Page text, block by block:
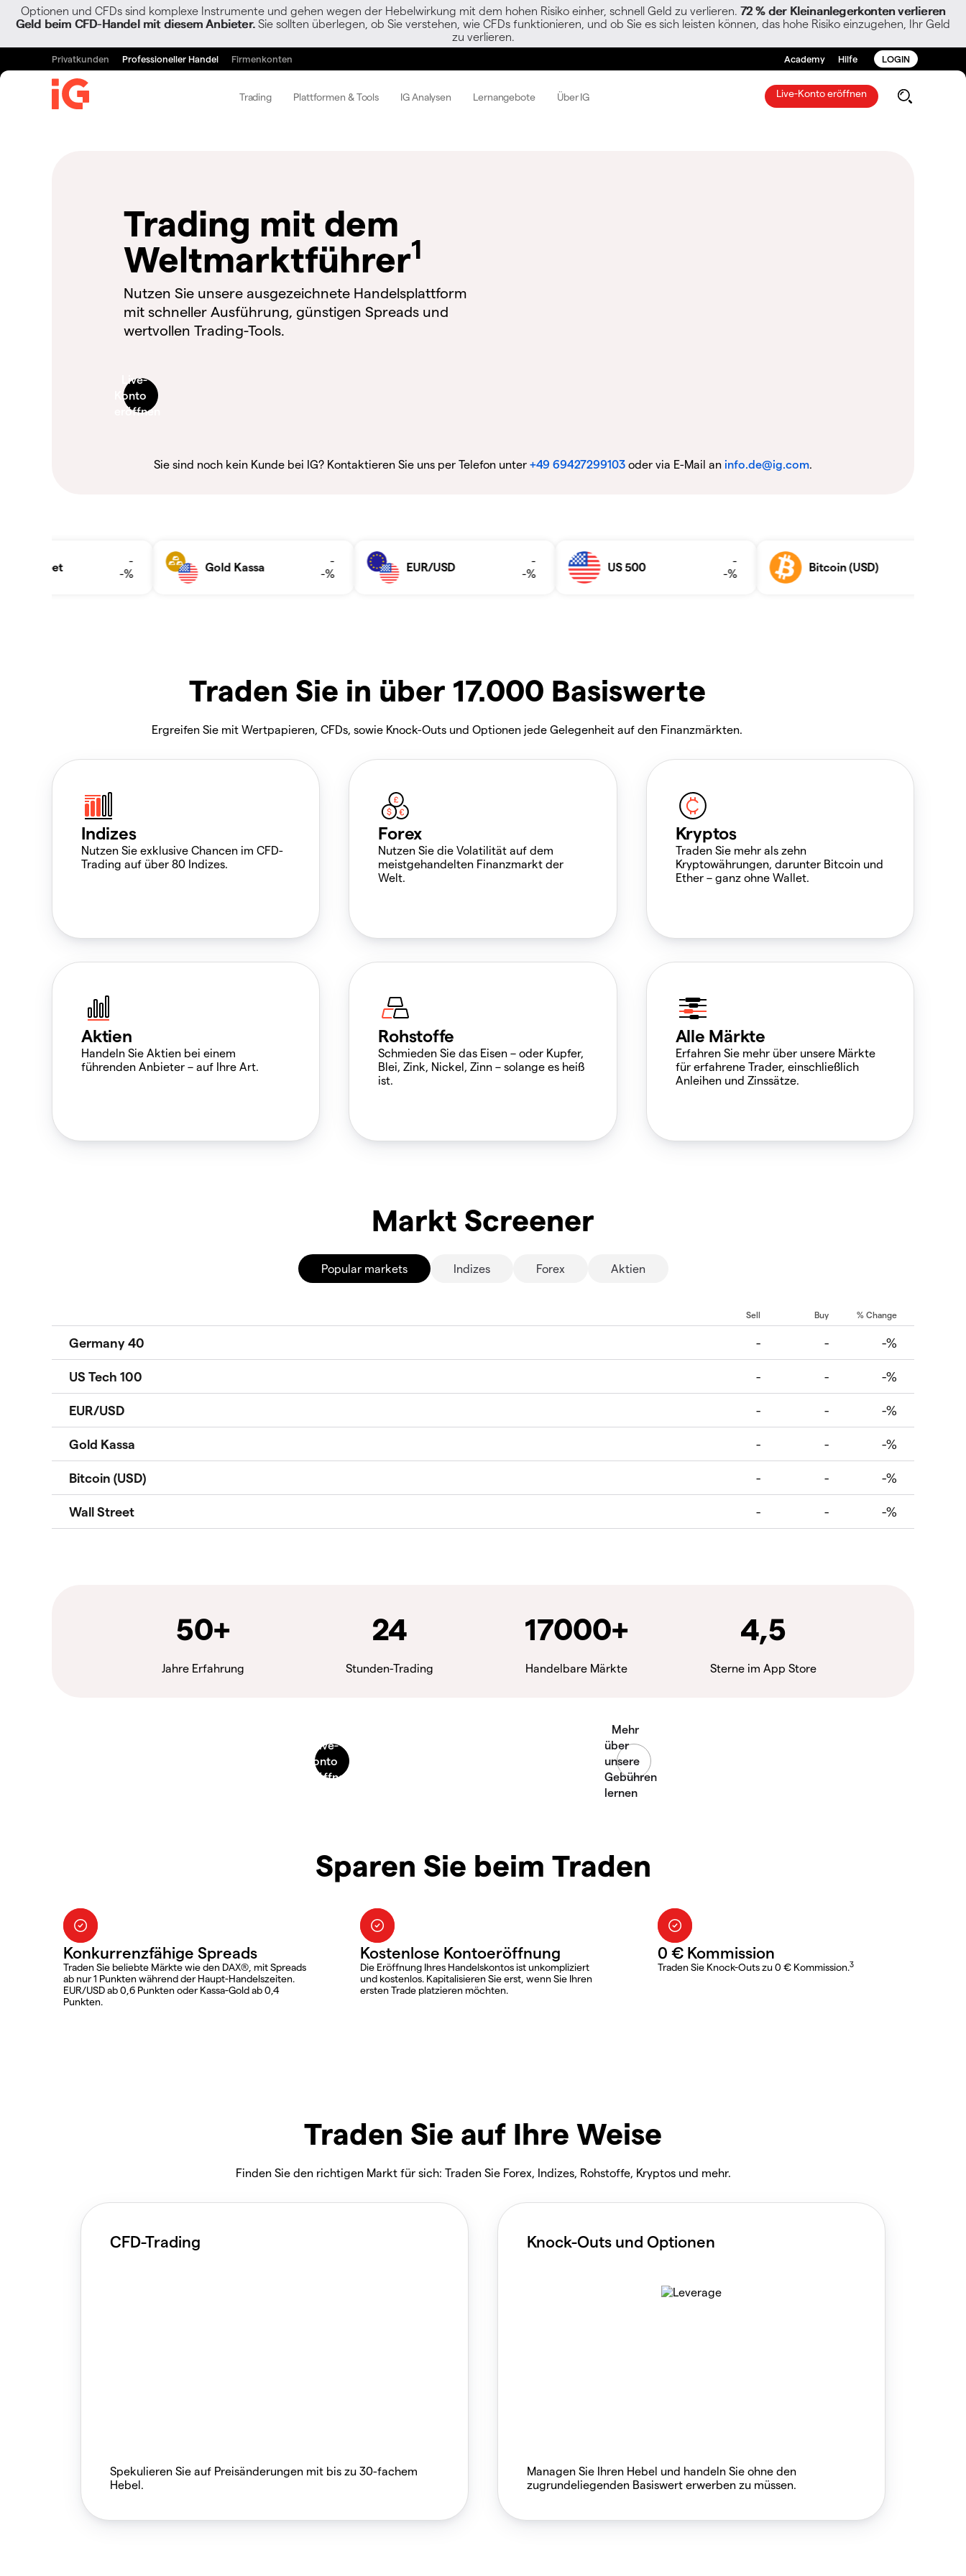
Optionen und CFDs sind komplexe Instrumente und gehen wegen der Hebelwirkung mit dem hohen Risiko einher, schnell Geld zu verlieren. 72 % der Kleinanlegerkonten verlieren
Geld beim CFD-Handel mit diesem Anbieter. Sie sollten überlegen, ob Sie verstehen, wie CFDs funktionieren, und ob Sie es sich leisten können, das hohe Risiko einzugehen, Ihr Geld
zu verlieren.
Privatkunden Professioneller Handel Firmenkonten Academy Hilfe LOGIN
Trading Plattformen & Tools IG Analysen Lernangebote Über IG Live-Konto eröffnen
Trading mit dem
Weltmarktführer1
Nutzen Sie unsere ausgezeichnete Handelsplattform
mit schneller Ausführung, günstigen Spreads und
wertvollen Trading-Tools.
Sie sind noch kein Kunde bei IG? Kontaktieren Sie uns per Telefon unter +49 69427299103 oder via E-Mail an info.de@ig.com
Traden Sie in über 17.000 Basiswerte
Ergreifen Sie mit Wertpapieren, CFDs, sowie Knock-Outs und Optionen jede Gelegenheit auf den Finanzmärkten.
Indizes
Nutzen Sie exklusive Chancen im CFD-
Trading auf über 80 Indizes.
Forex
Nutzen Sie die Volatilität auf dem
meistgehandelten Finanzmarkt der
Welt.
Kryptos
Traden Sie mehr als zehn
Kryptowährungen, darunter Bitcoin und
Ether – ganz ohne Wallet.
Aktien
Handeln Sie Aktien bei einem
führenden Anbieter – auf Ihre Art.
Rohstoffe
Schmieden Sie das Eisen – oder Kupfer,
Blei, Zink, Nickel, Zinn – solange es heiß
ist.
Alle Märkte
Erfahren Sie mehr über unsere Märkte
für erfahrene Trader, einschließlich
Anleihen und Zinssätze.
Markt Screener
Popular markets Indizes Forex Aktien
50+
Jahre Erfahrung
24
Stunden-Trading
17000+
Handelbare Märkte
4,5
Sterne im App Store
Sparen Sie beim Traden
Konkurrenzfähige Spreads
Traden Sie beliebte Märkte wie den DAX®, mit Spreads
ab nur 1 Punkten während der Haupt-Handelszeiten.
EUR/USD ab 0,6 Punkten oder Kassa-Gold ab 0,4
Punkten.
Kostenlose Kontoeröffnung
Die Eröffnung Ihres Handelskontos ist unkompliziert
und kostenlos. Kapitalisieren Sie erst, wenn Sie Ihren
ersten Trade platzieren möchten.
0 € Kommission
Traden Sie Knock-Outs zu 0 € Kommission.3
Traden Sie auf Ihre Weise
Finden Sie den richtigen Markt für sich: Traden Sie Forex, Indizes, Rohstoffe, Kryptos und mehr.
CFD-Trading
Spekulieren Sie auf Preisänderungen mit bis zu 30-fachem
Hebel.​
Knock-Outs und Optionen
Managen Sie Ihren Hebel und handeln Sie ohne den
zugrundeliegenden Basiswert erwerben zu müssen.